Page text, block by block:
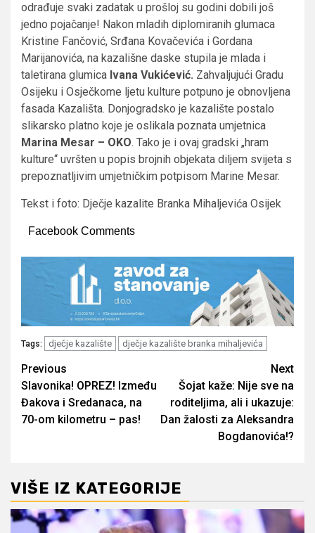
odrađuje svaki zadatak u prošloj su godini dobili još
jedno pojačanje! Nakon mladih diplomiranih glumaca
Kristine Fančović, Srđana Kovačevića i Gordana
Marijanovića, na kazališne daske stupila je mlada i
taletirana glumica Ivana Vukićević. Zahvaljujući Gradu
Osijeku i Osječkome ljetu kulture potpuno je obnovljena
fasada Kazališta. Donjogradsko je kazalište postalo
slikarsko platno koje je oslikala poznata umjetnica
Marina Mesar – OKO. Tako je i ovaj gradski „hram
kulture“ uvršten u popis brojnih objekata diljem svijeta s
prepoznatljivim umjetničkim potpisom Marine Mesar.
Tekst i foto: Dječje kazalite Branka Mihaljevića Osijek
Facebook Comments
Tags: dječje kazalište dječje kazalište branka mihaljevića
Post
navigation
Previous
Slavonika! OPREZ! Između
Đakova i Sredanaca, na
70-om kilometru – pas!
Next
Šojat kaže: Nije sve na
roditeljima, ali i ukazuje:
Dan žalosti za Aleksandra
Bogdanovića!?
VIŠE IZ KATEGORIJE